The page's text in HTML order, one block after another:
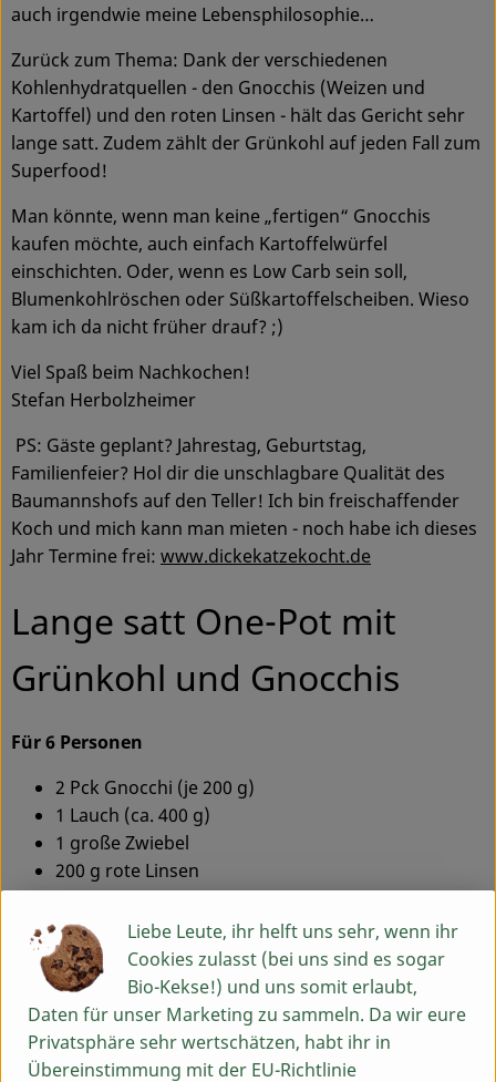
Blog & Aktuelles
Service
auch irgendwie meine Lebensphilosophie…
Zurück zum Thema: Dank der verschiedenen
Kohlenhydratquellen - den Gnocchis (Weizen und
Kartoffel) und den roten Linsen - hält das Gericht sehr
lange satt. Zudem zählt der Grünkohl auf jeden Fall zum
Superfood!
Man könnte, wenn man keine „fertigen“ Gnocchis
kaufen möchte, auch einfach Kartoffelwürfel
einschichten. Oder, wenn es Low Carb sein soll,
Blumenkohlröschen oder Süßkartoffelscheiben. Wieso
kam ich da nicht früher drauf? ;)
Viel Spaß beim Nachkochen!
Stefan Herbolzheimer
PS: Gäste geplant? Jahrestag, Geburtstag,
Familienfeier? Hol dir die unschlagbare Qualität des
Baumannshofs auf den Teller! Ich bin freischaffender
Koch und mich kann man mieten - noch habe ich dieses
Jahr Termine frei: www.dickekatzekocht.de
Lange satt One-Pot mit
Grünkohl und Gnocchis
Für 6 Personen
2 Pck Gnocchi (je 200 g)
1 Lauch (ca. 400 g)
1 große Zwiebel
200 g rote Linsen
500 g Grünkohl
1 TL Zitronenthymian
1 EL Grillgewürz
1 EL Ras el Hanout
Salz, Pfeffer, Zucker, Öl
Wasser
Liebe Leute, ihr helft uns sehr, wenn ihr
Cookies zulasst (bei uns sind es sogar
Bio-Kekse!) und uns somit erlaubt,
Daten für unser Marketing zu sammeln. Da wir eure
Privatsphäre sehr wertschätzen, habt ihr in
Übereinstimmung mit der EU-Richtlinie